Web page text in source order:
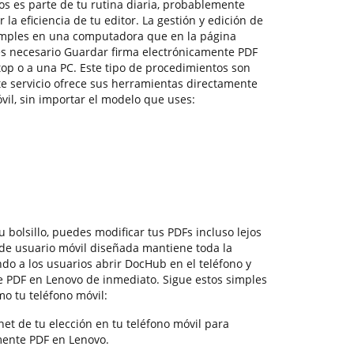
es parte de tu rutina diaria, probablemente
la eficiencia de tu editor. La gestión y edición de
en una computadora que en la página
necesario Guardar firma electrónicamente PDF
o a una PC. Este tipo de procedimientos son
servicio ofrece sus herramientas directamente
sin importar el modelo que uses:
bolsillo, puedes modificar tus PDFs incluso lejos
usuario móvil diseñada mantiene toda la
a los usuarios abrir DocHub en el teléfono y
en Lenovo de inmediato. Sigue estos simples
tu teléfono móvil:
de tu elección en tu teléfono móvil para
PDF en Lenovo.